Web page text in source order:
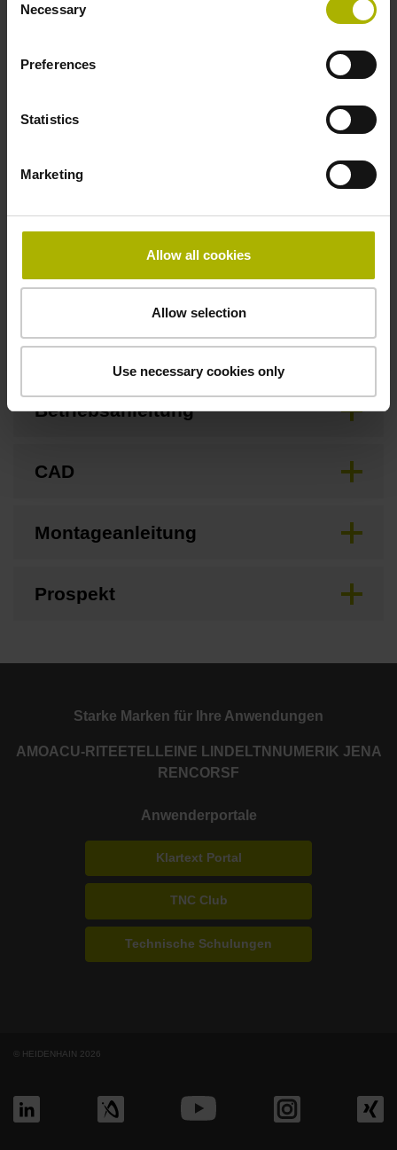
Selection
Necessary
Preferences
Statistics
Marketing
Allow all cookies
Allow selection
Use necessary cookies only
Verkürzungsfaktor 150µm/m
Downloads / CAD / Montage
Anschlussmaße
Betriebsanleitung
CAD
Montageanleitung
Prospekt
Starke Marken für Ihre Anwendungen
AMOACU-RITE ETEL LEINE LINDE LTN NUMERIK JENA
RENCORSF
Anwenderportale
Klartext Portal
TNC Club
Technische Schulungen
© HEIDENHAIN 2026